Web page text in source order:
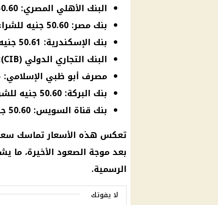
البنك الأهلي المصري: 50.60 جنيه للشراء – 50.70 جنيه للبيع
بنك مصر: 50.60 جنيه للشراء – 50.70 جنيه للبيع
بنك الإسكندرية: 50.61 جنيه للشراء – 50.71 جنيه للبيع
البنك التجاري الدولي (CIB): 50.60 جنيه للشراء – 50.70 جنيه للبيع
مصرف أبو ظبي الإسلامي: 50.65 جنيه للشراء – 50.75 جنيه للبيع
بنك البركة: 50.60 جنيه للشراء – 50.70 جنيه للبيع
بنك قناة السويس: 50.60 جنيه للشراء – 50.70 جنيه للبيع
تعكس هذه الأسعار تماسك سعر
بعد موجة الصعود الأخيرة، ما
الرسمية.
لا يفوتك